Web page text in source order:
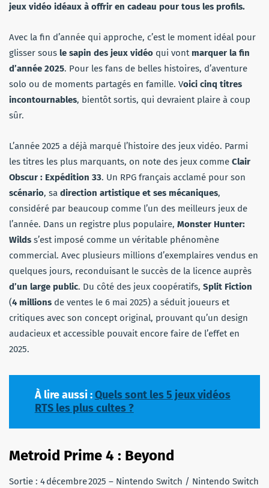
jeux vidéo idéaux à offrir en cadeau pour tous les profils.
Avec la fin d’année qui approche, c’est le moment idéal pour
glisser sous le sapin des jeux vidéo qui vont marquer la fin
d’année 2025. Pour les fans de belles histoires, d’aventure
solo ou de moments partagés en famille. Voici cinq titres
incontournables, bientôt sortis, qui devraient plaire à coup
sûr.
L’année 2025 a déjà marqué l’histoire des jeux vidéo. Parmi
les titres les plus marquants, on note des jeux comme Clair
Obscur : Expédition 33. Un RPG français acclamé pour son
scénario, sa direction artistique et ses mécaniques,
considéré par beaucoup comme l’un des meilleurs jeux de
l’année. Dans un registre plus populaire, Monster Hunter:
Wilds s’est imposé comme un véritable phénomène
commercial. Avec plusieurs millions d’exemplaires vendus en
quelques jours, reconduisant le succès de la licence auprès
d’un large public. Du côté des jeux coopératifs, Split Fiction
(4 millions de ventes le 6 mai 2025) a séduit joueurs et
critiques avec son concept original, prouvant qu’un design
audacieux et accessible pouvait encore faire de l’effet en
2025.
À lire aussi :Quels sont les 5 jeux vidéos
RTS les plus cultes ?
Metroid Prime 4 : Beyond
Sortie : 4 décembre 2025 – Nintendo Switch / Nintendo Switch